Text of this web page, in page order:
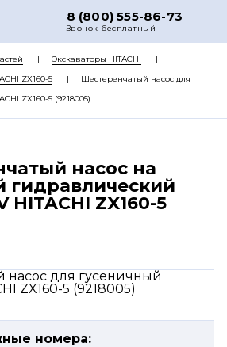
8 (800) 555-86-73
Звонок бесплатный
О НАС
ЗАПЧАСТЕЙ
РЕМОНТ
ЦЕНЫ
КОНТАКТЫ
Экскаваторы HITACHI
ZX160-5
Шестеренчатый насос для
ZX160-5 (9218005)
насос на
гидравлический
HITACHI ZX160-5
номера: